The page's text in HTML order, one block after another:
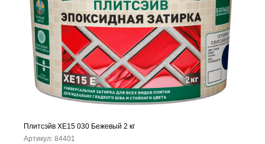
Плитсэйв ХЕ15 030 Бежевый 2 кг
Артикул: 84401